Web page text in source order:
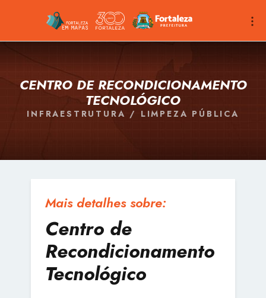
CENTRO DE RECONDICIONAMENTO
TECNOLÓGICO
INFRAESTRUTURA / LIMPEZA PÚBLICA
Mais detalhes sobre:
Centro de
Recondicionamento
Tecnológico